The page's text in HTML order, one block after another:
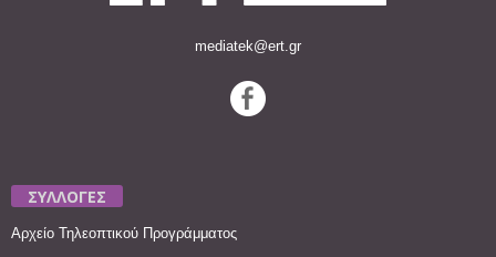
mediatek@ert.gr
ΣΥΛΛΟΓΕΣ
Αρχείο Τηλεοπτικού Προγράμματος